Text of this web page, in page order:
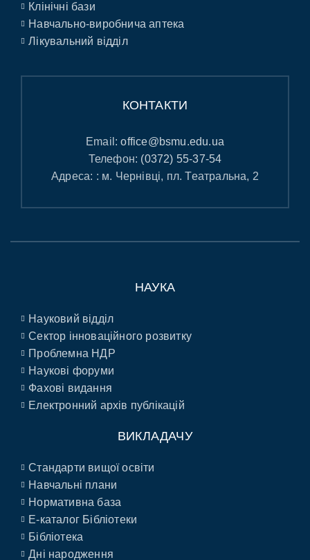
Клінічні бази
Навчально-виробнича аптека
Лікувальний відділ
КОНТАКТИ
Email:office@bsmu.edu.ua
Телефон: (0372) 55-37-54
Адреса: : м. Чернівці, пл. Театральна, 2
НАУКА
Науковий відділ
Сектор інноваційного розвитку
Проблемна НДР
Наукові форуми
Фахові видання
Електронний архів публікацій
ВИКЛАДАЧУ
Стандарти вищої освіти
Навчальні плани
Нормативна база
E-каталог Бібліотеки
Бібліотека
Дні народження